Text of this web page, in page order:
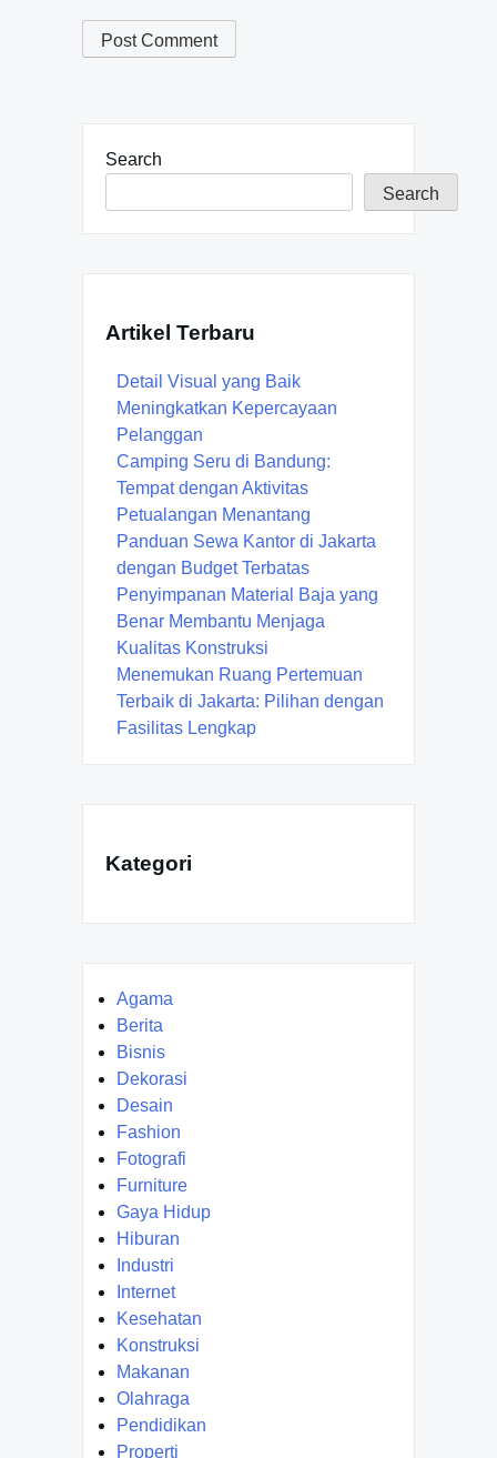
Search
Search
Artikel Terbaru
Detail Visual yang Baik
Meningkatkan Kepercayaan
Pelanggan
Camping Seru di Bandung:
Tempat dengan Aktivitas
Petualangan Menantang
Panduan Sewa Kantor di Jakarta
dengan Budget Terbatas
Penyimpanan Material Baja yang
Benar Membantu Menjaga
Kualitas Konstruksi
Menemukan Ruang Pertemuan
Terbaik di Jakarta: Pilihan dengan
Fasilitas Lengkap
Kategori
Agama
Berita
Bisnis
Dekorasi
Desain
Fashion
Fotografi
Furniture
Gaya Hidup
Hiburan
Industri
Internet
Kesehatan
Konstruksi
Makanan
Olahraga
Pendidikan
Properti